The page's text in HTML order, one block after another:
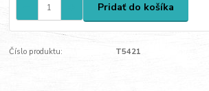
Pridať do košíka
Číslo produktu: T5421